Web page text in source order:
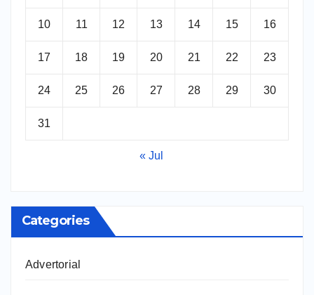
10 11 12 13 14 15 16
17 18 19 20 21 22 23
24 25 26 27 28 29 30
31
« Jul
Categories
Advertorial